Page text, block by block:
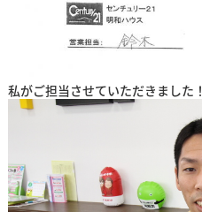
私がご担当させていただきました！